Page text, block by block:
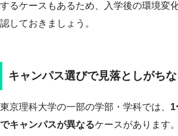
するケースもあるため、入学後の環境変
認しておきましょう。
キャンパス選びで見落としがち
東京理科大学の一部の学部・学科では、 1
でキャンパスが異なるケースがあります